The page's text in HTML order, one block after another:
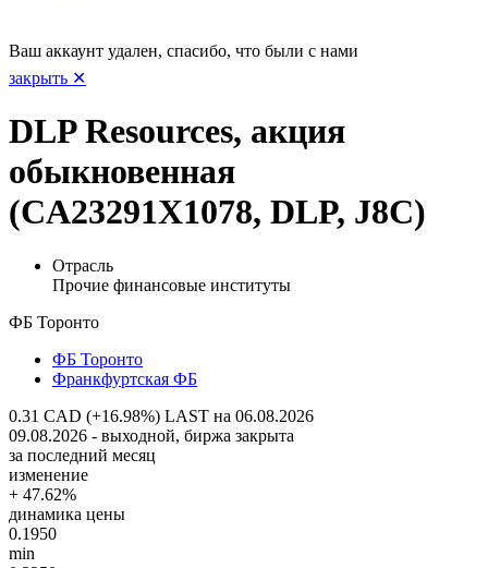
Ваш аккаунт удален, спасибо, что были с нами
закрыть ✕
DLP Resources, акция
обыкновенная
(CA23291X1078, DLP, J8C)
Отрасль
Прочие финансовые институты
ФБ Торонто
ФБ Торонто
Франкфуртская ФБ
0.31 CAD (+16.98%) LAST на 06.08.2026
09.08.2026 - выходной, биржа закрыта
за последний месяц
изменение
+ 47.62%
динамика цены
0.1950
min